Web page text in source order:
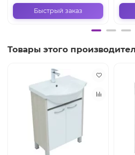
Быстрый заказ
Товары этого